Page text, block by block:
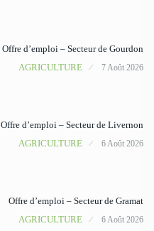
Offre d’emploi – Secteur de Gourdon
AGRICULTURE
7 Août 2026
Offre d’emploi – Secteur de Livernon
AGRICULTURE
6 Août 2026
Offre d’emploi – Secteur de Gramat
AGRICULTURE
6 Août 2026